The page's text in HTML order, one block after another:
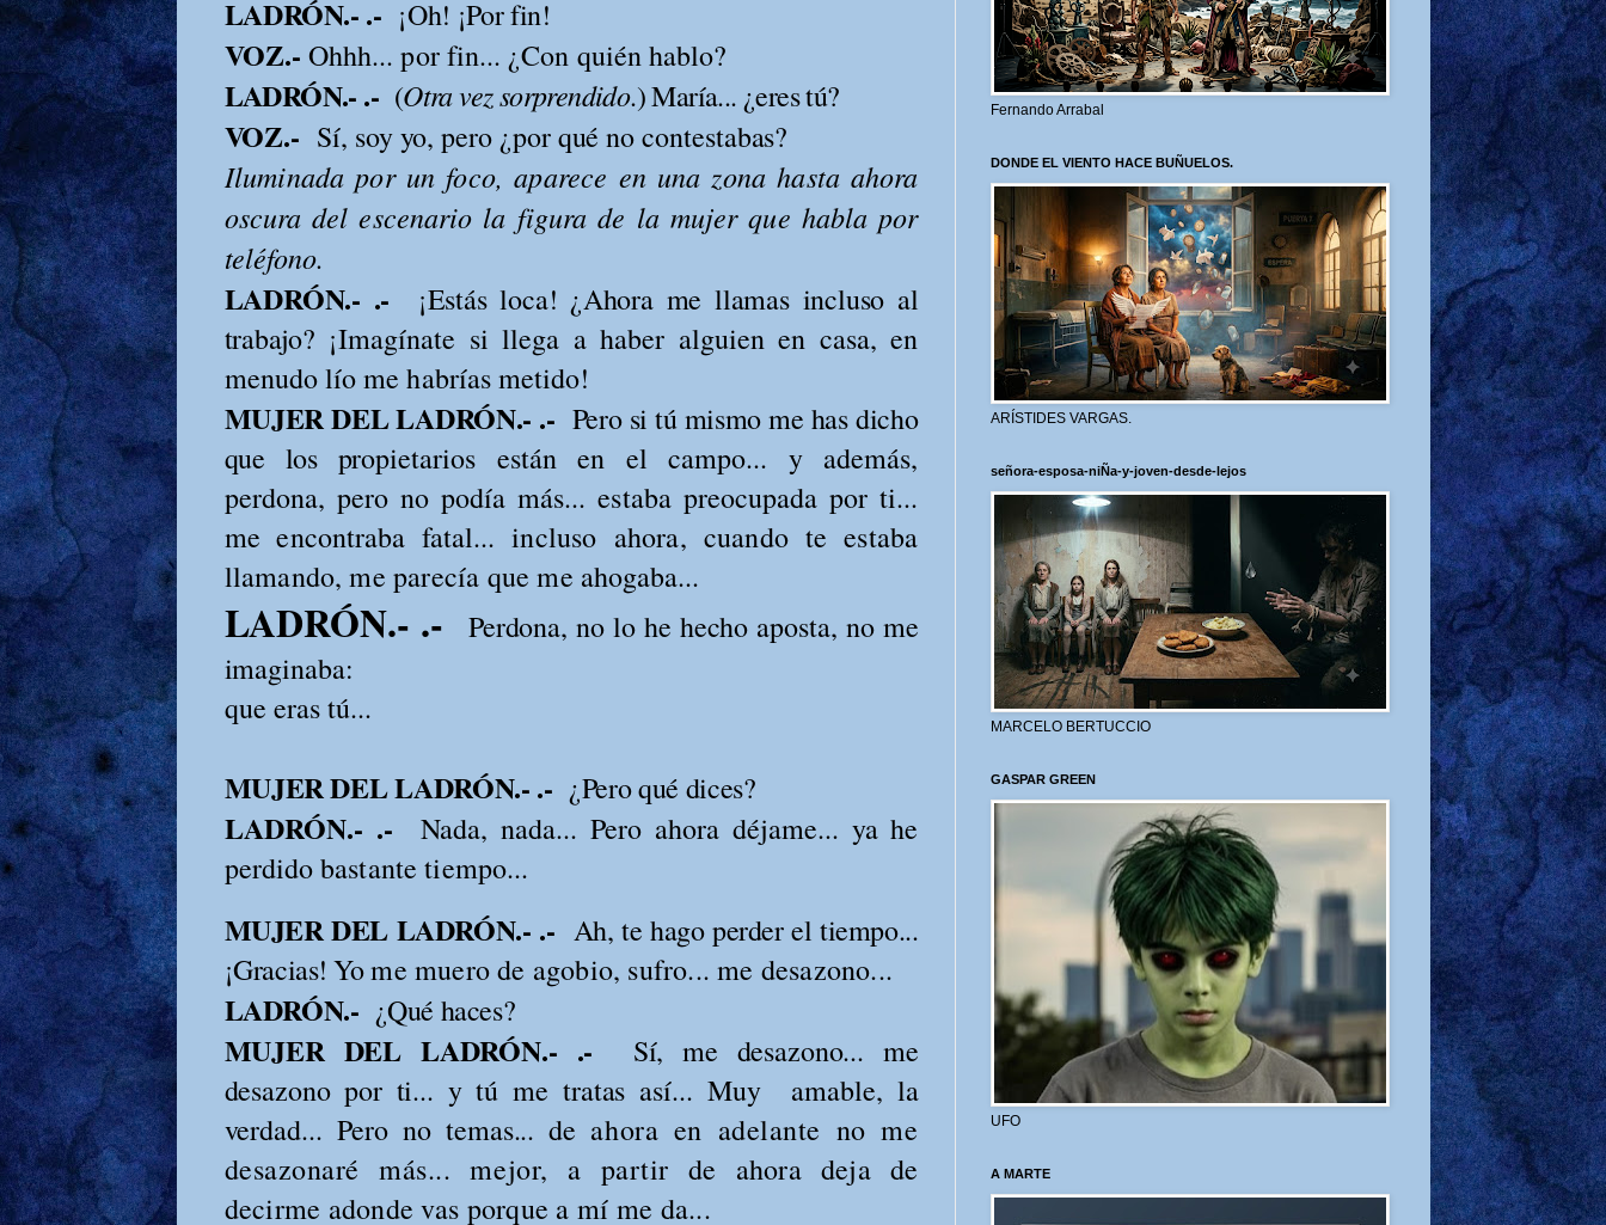
LADRÓN.- .- ¡Oh! ¡Por fin!
VOZ.- Ohhh... por fin... ¿Con quién hablo?
LADRÓN.- .- (Otra vez sorprendido.)María... ¿eres tú?
VOZ.- Sí, soy yo, pero ¿por qué no contestabas?
Iluminada por un foco, aparece en una zona hastaahora
oscura del escenario la figura de la mujer que habla por
teléfono.
LADRÓN.- .-
¡Estás loca! ¿Ahora me llamas incluso al
trabajo? ¡Imagínate si llega a haber alguien en casa, en
menudo lío me habrías metido!
MUJER DEL LADRÓN.- .- Pero si tú mismo me has dicho
que los pro­pietarios están en el campo... y además,
perdona, pero no po­día más... estaba preocupada por ti...
me encontraba fatal... in­cluso ahora, cuando te estaba
llamando, me parecía que me ahogaba...
LADRÓN.- .-
Perdona, no lo he hecho aposta, no me
imaginaba:
que eras tú...
MUJER DEL LADRÓN.- .- ¿Pero qué dices?
LADRÓN.- .- Nada, nada... Pero ahora déjame... ya he
perdidobastante tiempo...
MUJER DEL LADRÓN.- .- Ah, te hago perder el tiempo...
¡Gracias! Yome muero de agobio, sufro... me desazono...
LADRÓN.- ¿Qué haces?
MUJER DEL LADRÓN.- .- Sí, me desazono... me
desazono por ti... ytú me tratas así... Muy amable, la
verdad... Pero no temas... de ahora en adelante no me
desazonaré más... mejor, a partirde ahora deja de
decirme adonde vas porque a mí me da...
Fernando Arrabal
DONDE EL VIENTO HACE BUÑUELOS.
ARÍSTIDES VARGAS.
señora-esposa-niÑa-y-joven-desde-lejos
MARCELO BERTUCCIO
GASPAR GREEN
UFO
A MARTE